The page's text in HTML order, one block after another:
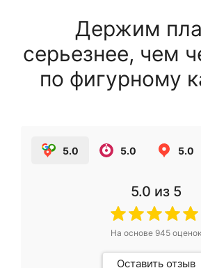
Держим
серьезнее, чем
по фигурному
5.0 5.0 5.0
5.0 из 5
На основе 945оценок
Оставить отзыв